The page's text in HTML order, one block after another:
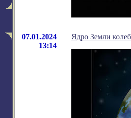
07.01.2024
13:14
Ядро Земли